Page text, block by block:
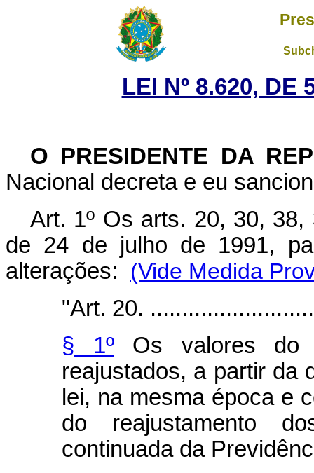
LEI Nº 8.620, DE
O PRESIDENTE DA
Nacional decreta e eu
Art. 1º Os arts. 20, 30,
de 24 de julho de 1991,
alterações: (Vide Medida
"Art. 20.
§ 1ºOs valores do
reajustados, a partir da
lei, na mesma época e
do reajustamento
continuada da